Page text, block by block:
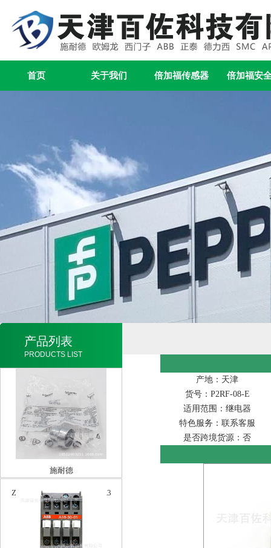
首页 关于我们 倍加福传感器 倍加福安
产品列表
PRODUCTS LIST
施耐德
ZB2BA1CZB2BA2CZB2BA3
产地：天津
货号：P2RF-08-E
适用范围：继电器
特色服务：联系客服
是否跨境货源：否